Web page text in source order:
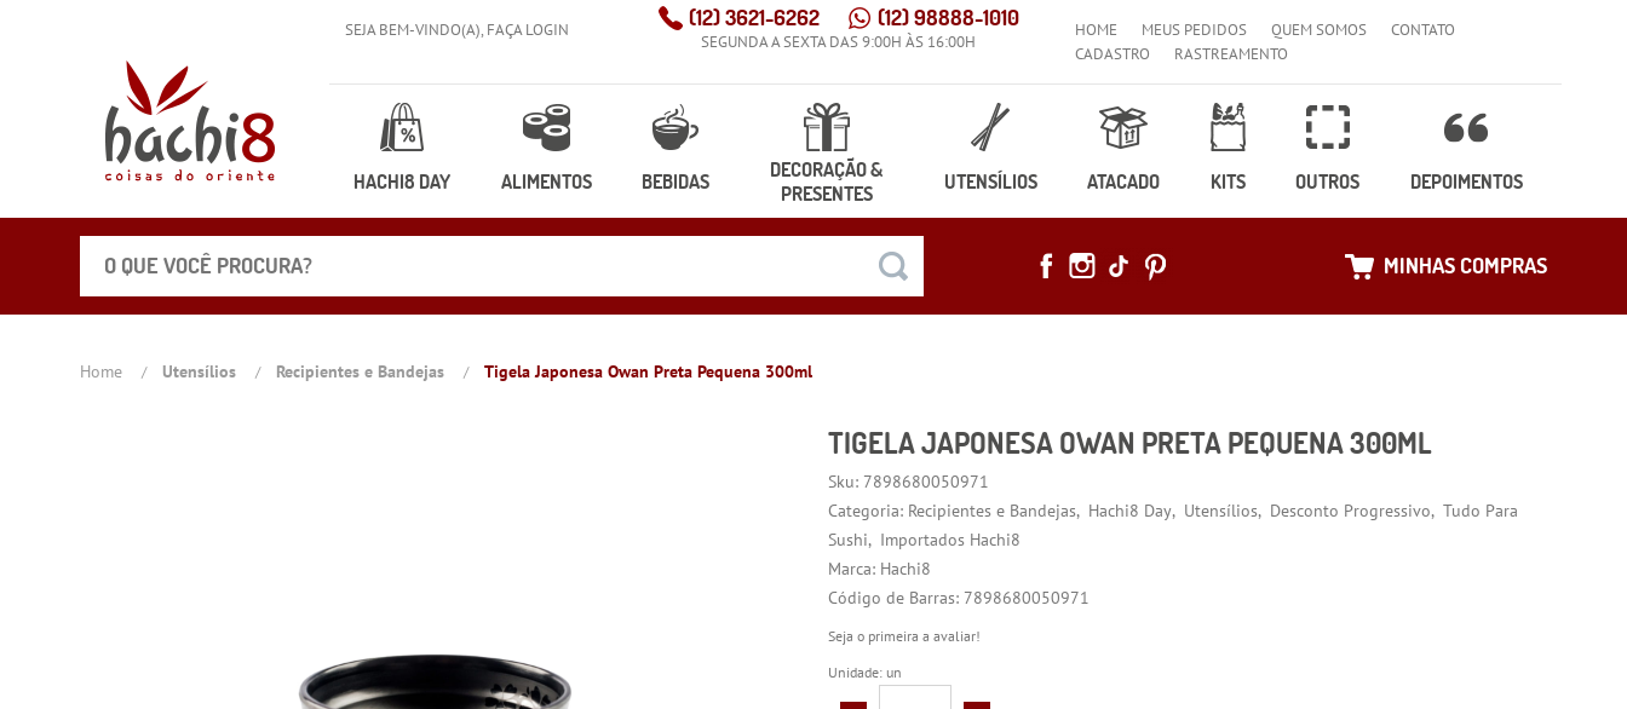
SEJA BEM-VINDO(A), FAÇA LOGIN (12)3621-6262 (12)98888-1010
SEGUNDA A SEXTA DAS 9:00H ÀS 16:00H
HOME MEUS PEDIDOS QUEM SOMOS
CONTATO
CADASTRO
RASTREAMENTO
HACHI8 DAY ALIMENTOS BEBIDAS
DECORAÇÃO &
PRESENTES
UTENSÍLIOS ATACADO KITS OUTROS DEPOIMENTOS
MINHAS COMPRAS
Home Utensílios Recipientes e Bandejas Tigela Japonesa Owan Preta Pequena 300ml
TIGELA JAPONESA OWAN PRETA PEQUENA 300ML
Sku: 7898680050971
Categoria: Recipientes e Bandejas Hachi8 Day Utensílios Desconto Progressivo
Tudo Para
Sushi
Importados Hachi8
Marca: Hachi8
Código de Barras: 7898680050971
Seja o primeira a avaliar!
Unidade: un